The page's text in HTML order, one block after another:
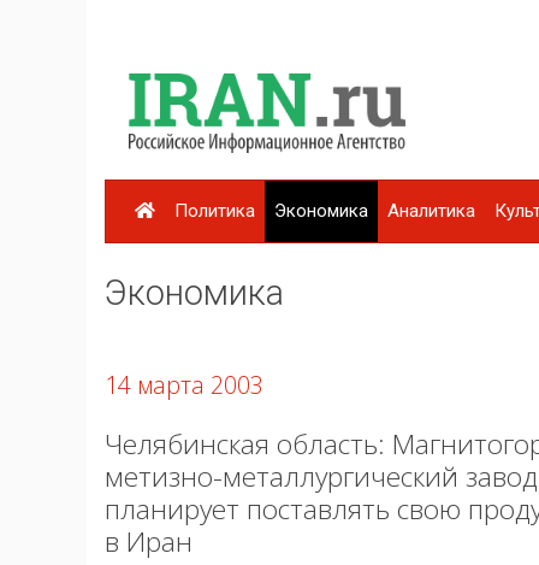
Политика Экономика Аналитика
Экономика
14 марта 2003
Челябинская область:
метизно-металлургический завод
планирует поставлять свою
в Иран